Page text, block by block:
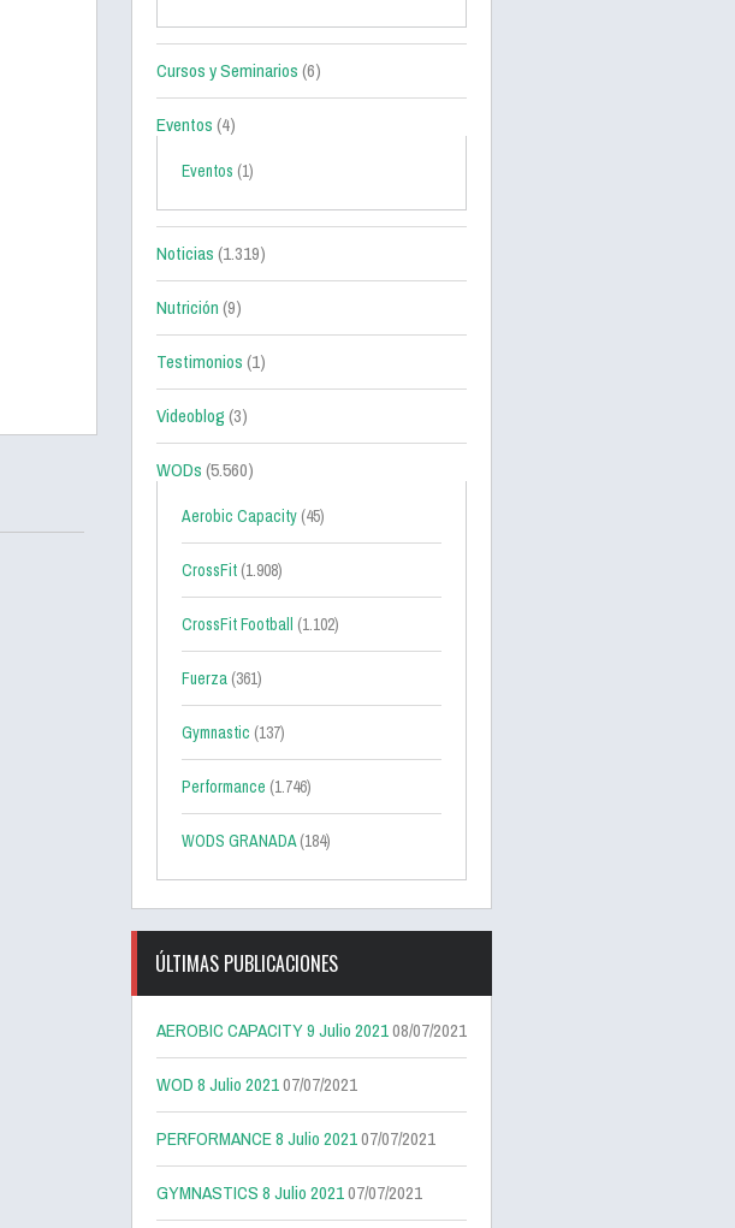
Cursos y Seminarios(6)
Eventos(4)
Eventos (1)
Noticias(1.319)
Nutrición(9)
Testimonios(1)
Videoblog(3)
WODs(5.560)
Aerobic Capacity (45)
CrossFit (1.908)
CrossFit Football (1.102)
Fuerza (361)
Gymnastic (137)
Performance (1.746)
WODS GRANADA(184)
ÚLTIMAS PUBLICACIONES
AEROBIC CAPACITY 9 Julio 202108/07/2021
WOD 8 Julio 202107/07/2021
PERFORMANCE 8 Julio 202107/07/2021
GYMNASTICS 8 Julio 202107/07/2021